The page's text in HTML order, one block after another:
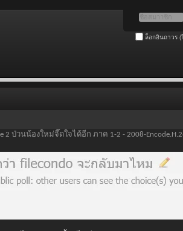
ล็อกอินถาวร
2 ป่วนน้องใหม่จี๊ดใจได้อีก ภาค 1-2 - 2008-